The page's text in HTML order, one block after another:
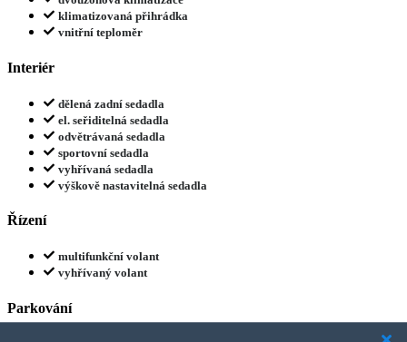
klimatizovaná přihrádka
vnitřní teploměr
Interiér
dělená zadní sedadla
el. seřiditelná sedadla
odvětrávaná sedadla
sportovní sedadla
vyhřívaná sedadla
výškově nastavitelná sedadla
Řízení
multifunkční volant
vyhřívaný volant
Parkování